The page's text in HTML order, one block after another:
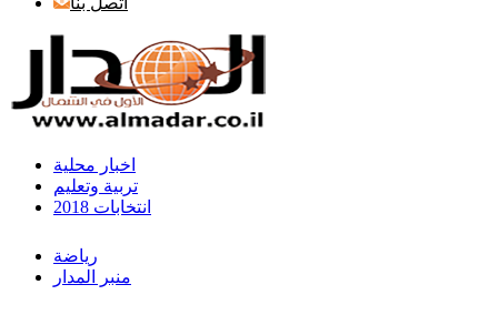
اخبار محلية
تربية وتعليم
انتخابات 2018
رياضة
منبر المدار